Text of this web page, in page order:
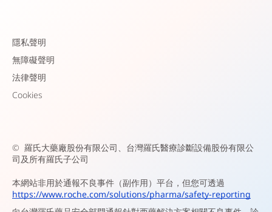
隱私聲明
無障礙聲明
法律聲明
Cookies
© 羅氏大藥廠股份有限公司、台灣羅氏醫療診斷設備股份有限公
司及所有羅氏子公司
本網站非用於通報不良事件（副作用）平台，但您可透過
https://www.roche.com/solutions/pharma/safety-reporting